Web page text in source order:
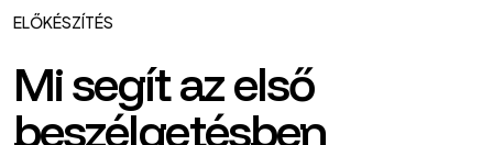
ELŐKÉSZÍTÉS
Mi segít az első
beszélgetésben